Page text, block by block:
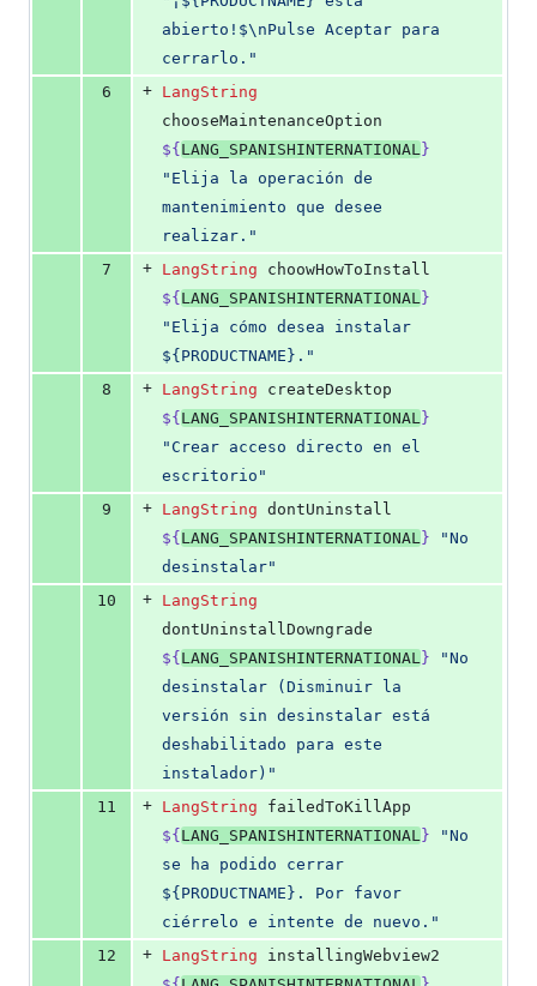
abierto! $\nPulse Aceptar para
cerrarlo. "
6
+ LangString
${ LANG_SPANISHINTERNATIONAL }
" Elija la operación de
mantenimiento que desee
realizar. "
7
+ LangString
${ LANG_SPANISHINTERNATIONAL }
" Elija cómo desea instalar
${PRODUCTNAME}. "
8
+ LangString
${ LANG_SPANISHINTERNATIONAL }
" Crear acceso directo en el
escritorio "
9
+ LangString
${ LANG_SPANISHINTERNATIONAL } "No
desinstalar"
10
+ LangString
${ LANG_SPANISHINTERNATIONAL } "No
desinstalar (Disminuir la
versión sin desinstalar está
deshabilitado para este
instalador) "
11
+ LangString
${ LANG_SPANISHINTERNATIONAL } "No
se ha podido cerrar
${PRODUCTNAME}. Por favor
ciérrelo e intente de nuevo. "
12
+ LangString